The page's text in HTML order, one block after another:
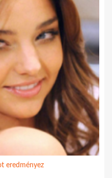
eredményez